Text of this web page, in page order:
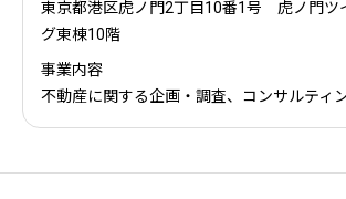
東京都港区虎ノ門2丁目10番1号 虎ノ門ツ
グ東棟10階
事業内容
不動産に関する企画・調査、コンサルティ